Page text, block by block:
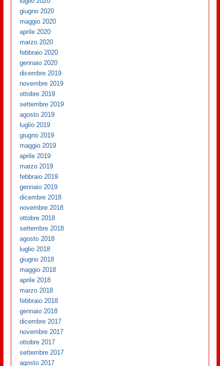
giugno 2020
maggio 2020
aprile 2020
marzo 2020
febbraio 2020
gennaio 2020
dicembre 2019
novembre 2019
ottobre 2019
settembre 2019
agosto 2019
luglio 2019
giugno 2019
maggio 2019
aprile 2019
marzo 2019
febbraio 2019
gennaio 2019
dicembre 2018
novembre 2018
ottobre 2018
settembre 2018
agosto 2018
luglio 2018
giugno 2018
maggio 2018
aprile 2018
marzo 2018
febbraio 2018
gennaio 2018
dicembre 2017
novembre 2017
ottobre 2017
settembre 2017
agosto 2017